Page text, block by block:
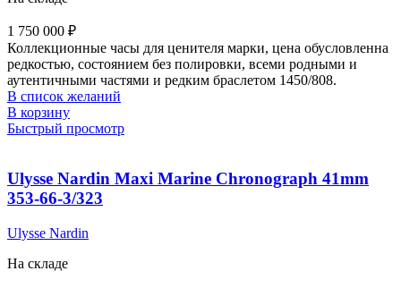
1 750 000 ₽
Коллекционные часы для ценителя марки, цена обусловленна
редкостью, состоянием без полировки, всеми родными и
аутентичными частями и редким браслетом 1450/808.
В список желаний
В корзину
Быстрый просмотр
Ulysse Nardin Maxi Marine Chronograph 41mm
353-66-3/323
Ulysse Nardin
На складе